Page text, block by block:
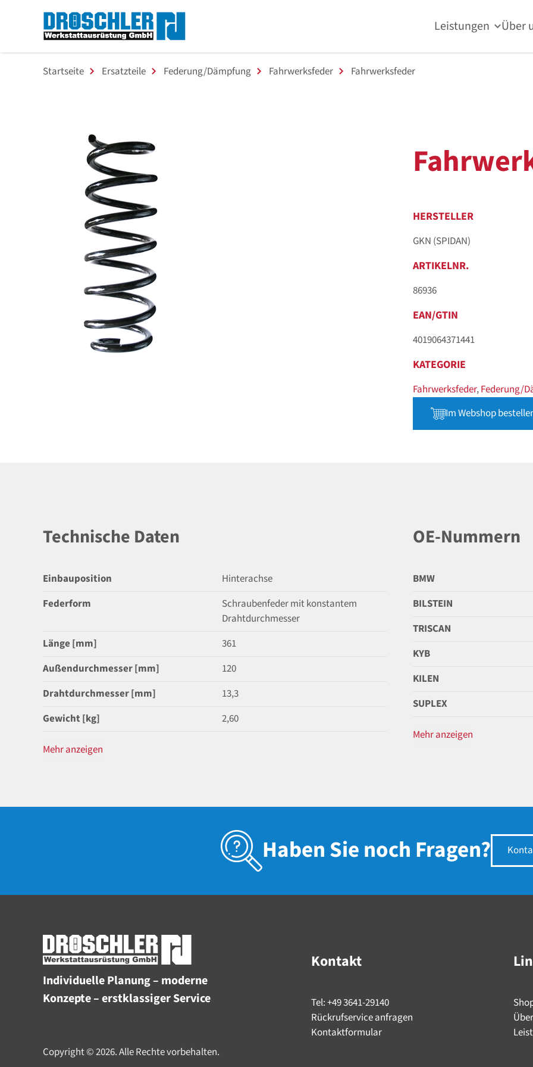
Leistungen Über
Startseite Ersatzteile Federung/Dämpfung Fahrwerksfeder Fahrwerksfeder
HERSTELLER
GKN (SPIDAN)
ARTIKELNR.
86936
EAN/GTIN
4019064371441
KATEGORIE
Fahrwerksfeder,Federung/
Im Webshop
Technische Daten
Einbauposition
Hinterachse
Federform
Schraubenfeder mit konstantem
Drahtdurchmesser
Länge [mm]
361
Außendurchmesser [mm]
120
Drahtdurchmesser [mm]
13,3
Gewicht [kg]
2,60
Mehr anzeigen
OE-Nummern
BMW
BILSTEIN
TRISCAN
KYB
KILEN
SUPLEX
Mehr anzeigen
Haben Sie noch Fragen?
Individuelle Planung – moderne
Konzepte – erstklassiger Service
Kontakt
Tel: +49 3641-29140
Rückrufservice anfragen
Kontaktformular
Copyright © 2026. Alle Rechte vorbehalten.